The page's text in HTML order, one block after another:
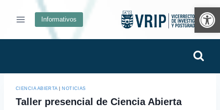
Informativos
CIENCIA ABIERTA| NOTICIAS
Taller presencial de Ciencia Abierta